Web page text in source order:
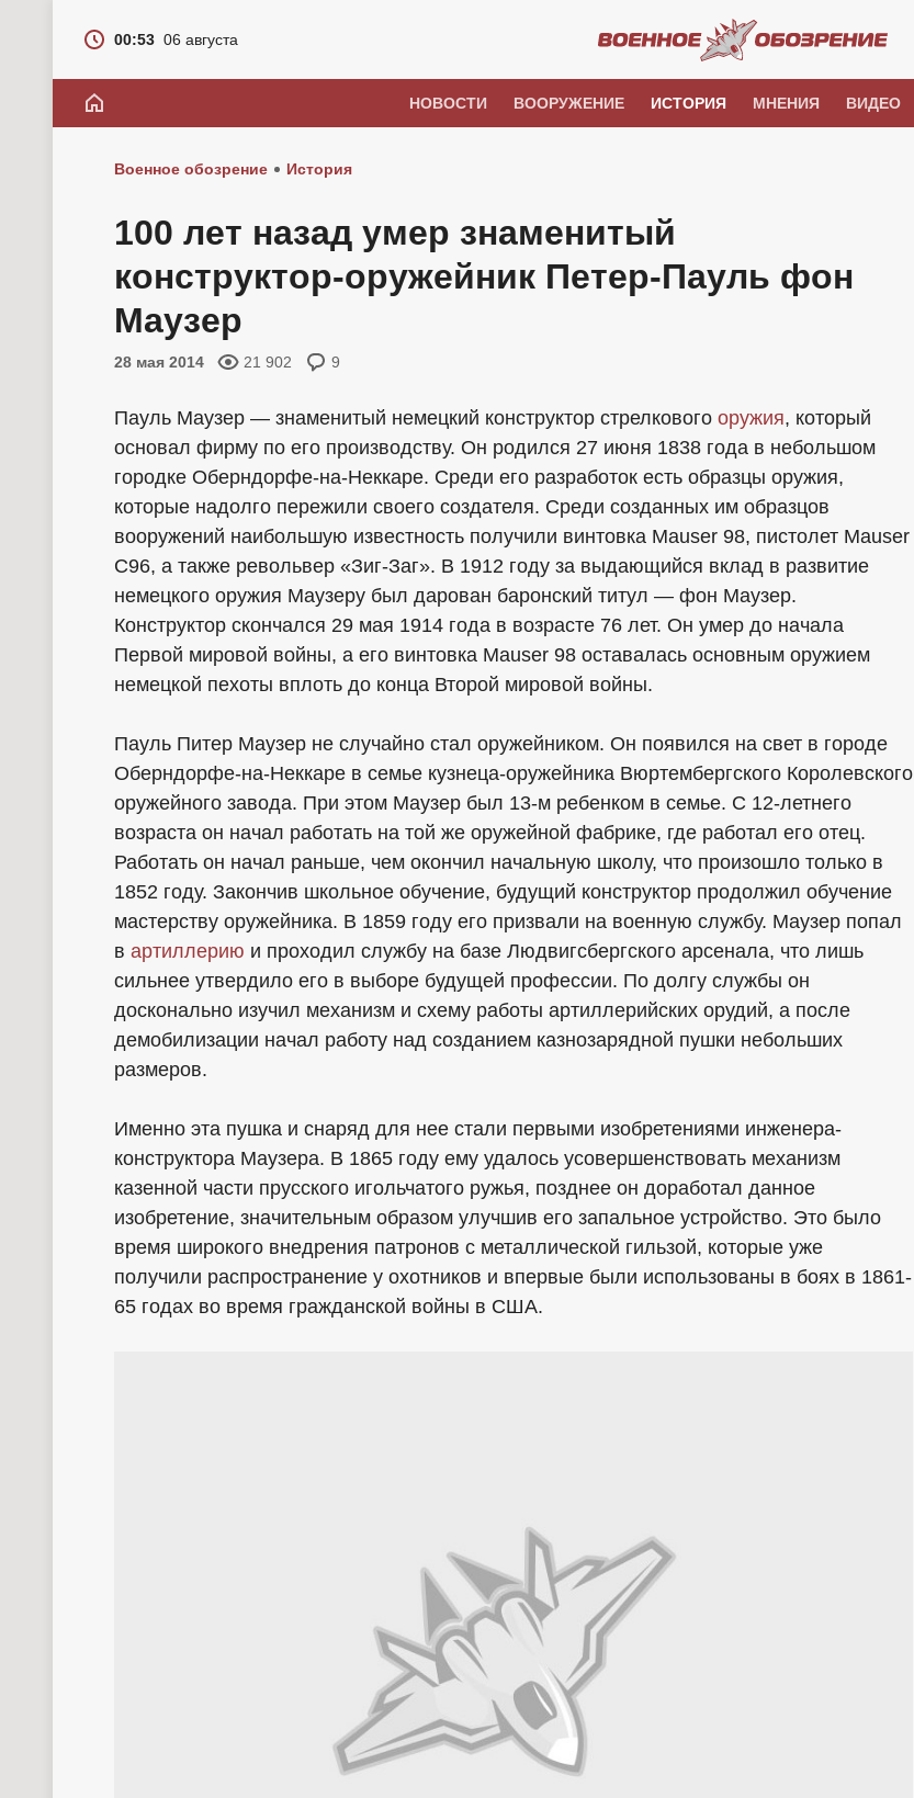
00:53 06 августа
НОВОСТИ ВООРУЖЕНИЕ ИСТОРИЯ МНЕНИЯ ВИДЕО
Военное обозрение История
100 лет назад умер знаменитый
конструктор-оружейник Петер-Пауль фон
Маузер
28 мая 2014 21 902 9
Пауль Маузер — знаменитый немецкий конструктор стрелкового оружия, который
основал фирму по его производству. Он родился 27 июня 1838 года в небольшом
городке Оберндорфе-на-Неккаре. Среди его разработок есть образцы оружия,
которые надолго пережили своего создателя. Среди созданных им образцов
вооружений наибольшую известность получили винтовка Mauser 98, пистолет Mauser
C96, а также револьвер «Зиг-Заг». В 1912 году за выдающийся вклад в развитие
немецкого оружия Маузеру был дарован баронский титул — фон Маузер.
Конструктор скончался 29 мая 1914 года в возрасте 76 лет. Он умер до начала
Первой мировой войны, а его винтовка Mauser 98 оставалась основным оружием
немецкой пехоты вплоть до конца Второй мировой войны.
Пауль Питер Маузер не случайно стал оружейником. Он появился на свет в городе
Оберндорфе-на-Неккаре в семье кузнеца-оружейника Вюртембергского Королевского
оружейного завода. При этом Маузер был 13-м ребенком в семье. С 12-летнего
возраста он начал работать на той же оружейной фабрике, где работал его отец.
Работать он начал раньше, чем окончил начальную школу, что произошло только в
1852 году. Закончив школьное обучение, будущий конструктор продолжил обучение
мастерству оружейника. В 1859 году его призвали на военную службу. Маузер попал
в артиллерию и проходил службу на базе Людвигсбергского арсенала, что лишь
сильнее утвердило его в выборе будущей профессии. По долгу службы он
досконально изучил механизм и схему работы артиллерийских орудий, а после
демобилизации начал работу над созданием казнозарядной пушки небольших
размеров.
Именно эта пушка и снаряд для нее стали первыми изобретениями инженера-
конструктора Маузера. В 1865 году ему удалось усовершенствовать механизм
казенной части прусского игольчатого ружья, позднее он доработал данное
изобретение, значительным образом улучшив его запальное устройство. Это было
время широкого внедрения патронов с металлической гильзой, которые уже
получили распространение у охотников и впервые были использованы в боях в 1861-
65 годах во время гражданской войны в США.